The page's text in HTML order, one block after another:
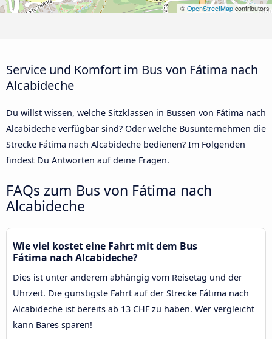
© OpenStreetMap contributors
Service und Komfort im Bus von Fátima nach
Alcabideche
Du willst wissen, welche Sitzklassen in Bussen von Fátima nach
Alcabideche verfügbar sind? Oder welche Busunternehmen die
Strecke Fátima nach Alcabideche bedienen? Im Folgenden
findest Du Antworten auf deine Fragen.
FAQs zum Bus von Fátima nach
Alcabideche
Wie viel kostet eine Fahrt mit dem Bus
Fátima nach Alcabideche?
Dies ist unter anderem abhängig vom Reisetag und der
Uhrzeit. Die günstigste Fahrt auf der Strecke Fátima nach
Alcabideche ist bereits ab 13 CHF zu haben. Wer vergleicht
kann Bares sparen!